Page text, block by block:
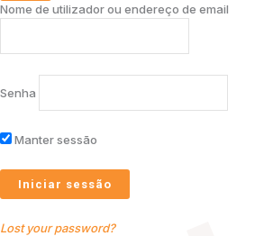
Nome de utilizador ou endereço de email
Senha
Manter sessão
Lost your password?